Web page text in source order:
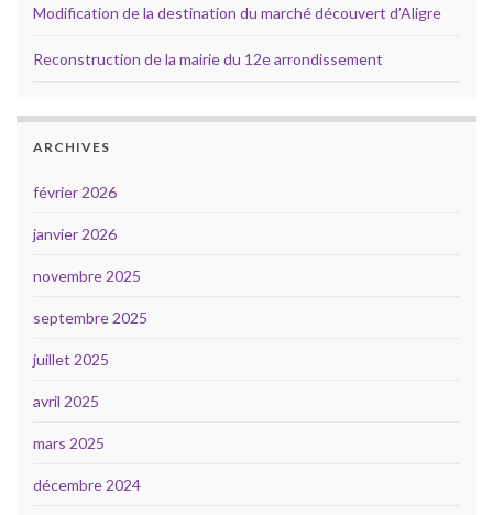
Modification de la destination du marché découvert d’Aligre
Reconstruction de la mairie du 12e arrondissement
ARCHIVES
février 2026
janvier 2026
novembre 2025
septembre 2025
juillet 2025
avril 2025
mars 2025
décembre 2024